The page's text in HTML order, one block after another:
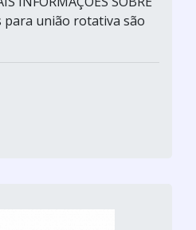
para união rotativa são